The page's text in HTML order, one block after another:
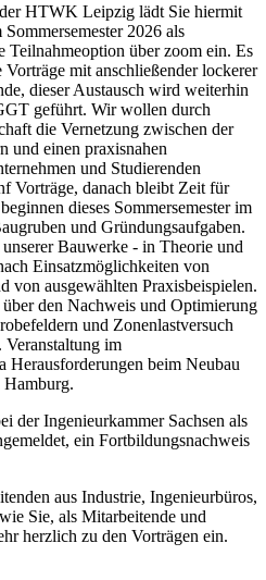
HTWK Leipzig lädt Sie hiermit
2026 als
Teilnahmeoption über zoom ein. Es
mit anschließender lockerer
dieser Austausch wird weiterhin
geführt. Wir wollen durch
die Vernetzung zwischen der
und einen praxisnahen
und Studierenden
Vorträge, danach bleibt Zeit für
dieses Sommersemester im
und Gründungsaufgaben.
Bauwerke - in Theorie und
Einsatzmöglichkeiten von
von ausgewählten Praxisbeispielen.
den Nachweis und Optimierung
und Zonenlastversuch
Veranstaltung im
Herausforderungen beim Neubau
der Ingenieurkammer Sachsen als
ein Fortbildungsnachweis
aus Industrie, Ingenieurbüros,
Sie, als Mitarbeitende und
herzlich zu den Vorträgen ein.